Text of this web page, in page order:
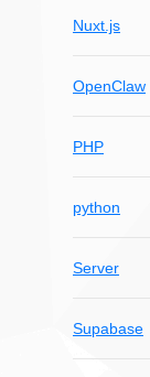
Nuxt.js
OpenClaw
PHP
python
Server
Supabase